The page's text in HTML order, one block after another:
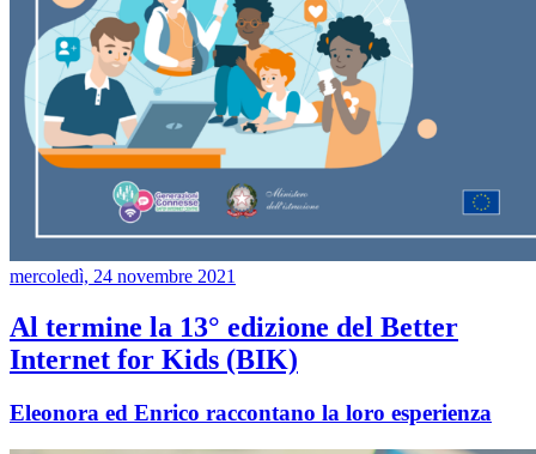
mercoledì, 24 novembre 2021
Al termine la 13° edizione del Better
Internet for Kids (BIK)
Eleonora ed Enrico raccontano la loro esperienza